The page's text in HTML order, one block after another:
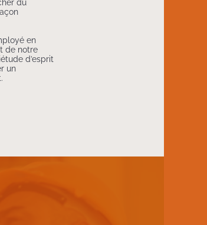
du
en
de notre
d’esprit
un